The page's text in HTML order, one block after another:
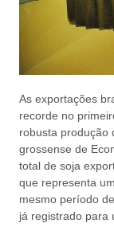
As exportações
recorde no
robusta produção
grossense de
total de soja
que representa
mesmo período
já registrado para